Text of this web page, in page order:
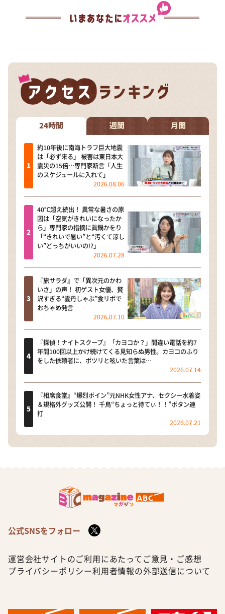
24時間 週間 月間
約10年後に南海トラフ巨大地震
は「必ず来る」 被害は東日本大
震災の15倍…専門家断言「人生
のスケジュールに入れて」
2026.08.06
40℃超え続出！ 異常な暑さの原
因は「空気がきれいになったか
ら」専門家の指摘に眞鍋かをり
「“きれいで暑い”と“汚くて涼し
い”どっちがいいの!?」
2026.07.28
『旅サラダ』で「異次元のかわ
いさ」の声！ 初ゲスト女優、贅
沢すぎる“雲丹しゃぶ”食リポで
おちゃめ発言
2026.07.10
『探偵！ナイトスクープ』「カヨコか？」間違い電話を約7
年間100回以上かけ続けてくる見知らぬ男性。カヨコのふり
をした依頼者に、ポツリと呟いた言葉は…
2026.07.14
『相席食堂』“爆烈ボイン”元NHK女性アナ、セクシー水着姿
＆規格外グッズ公開！ 千鳥“ちょっと待てぃ！！”ボタン連
打
2026.07.21
公式SNSをフォロー
運営会社サイトのご利用にあたって ご意見・ご感想
プライバシーポリシー利用者情報の外部送信について